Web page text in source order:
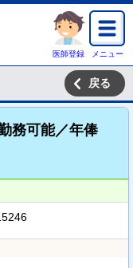
医師登録 メニュー
戻る
務可能／年俸